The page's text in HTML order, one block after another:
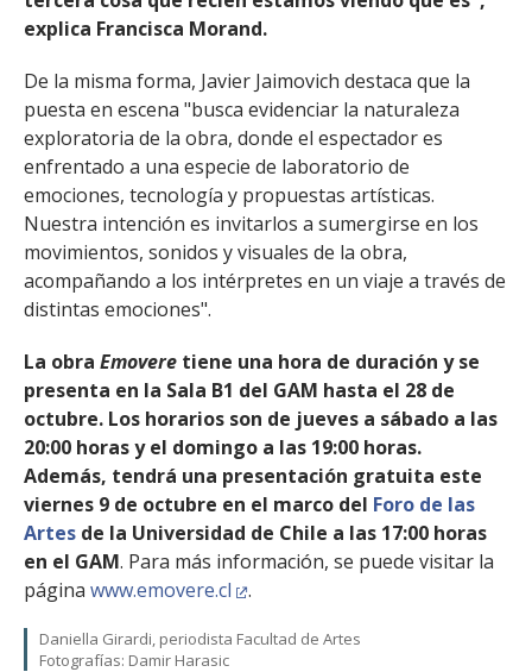
explica Francisca Morand.
De la misma forma, Javier Jaimovich destaca que la
puesta en escena "busca evidenciar la naturaleza
exploratoria de la obra, donde el espectador es
enfrentado a una especie de laboratorio de
emociones, tecnología y propuestas artísticas.
Nuestra intención es invitarlos a sumergirse en los
movimientos, sonidos y visuales de la obra,
acompañando a los intérpretes en un viaje a través de
distintas emociones".
La obra Emovere tiene una hora de duración y se
presenta en la Sala B1 del GAM hasta el 28 de
octubre. Los horarios son de jueves a sábado a las
20:00 horas y el domingo a las 19:00 horas.
Además, tendrá una presentación gratuita este
viernes 9 de octubre en el marco del Foro de las
Artes de la Universidad de Chile a las 17:00 horas
en el GAM. Para más información, se puede visitar la
página www.emovere.cl .
Daniella Girardi, periodista Facultad de Artes
Fotografías: Damir Harasic